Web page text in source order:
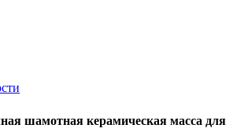
шамотная керамическая масса для